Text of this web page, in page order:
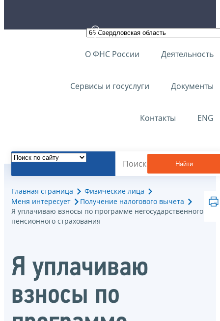
О ФНС России Деятельность
Сервисы и госуслуги Документы
Контакты ENG
Найти
Главная страница
Физические лица
Меня интересует
Получение налогового вычета
Я уплачиваю взносы по программе негосударственного
пенсионного страхования
Я уплачиваю
взносы по